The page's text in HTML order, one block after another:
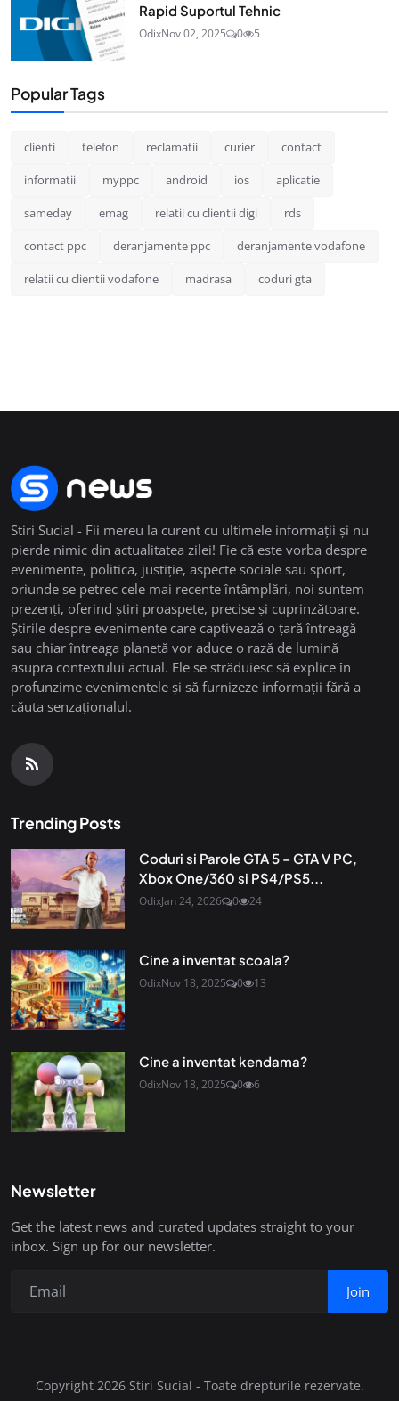
Rapid Suportul Tehnic
OdixNov 02, 2025 0 5
Popular Tags
clienti telefon reclamatii curier contact
informatii myppc android ios aplicatie
sameday emag relatii cu clientii digi rds
contact ppc deranjamente ppc deranjamente vodafone
relatii cu clientii vodafone madrasa coduri gta
Stiri Sucial - Fii mereu la curent cu ultimele informații și nu
pierde nimic din actualitatea zilei! Fie că este vorba despre
evenimente, politica, justiție, aspecte sociale sau sport,
oriunde se petrec cele mai recente întâmplări, noi suntem
prezenți, oferind știri proaspete, precise și cuprinzătoare.
Știrile despre evenimente care captivează o țară întreagă
sau chiar întreaga planetă vor aduce o rază de lumină
asupra contextului actual. Ele se străduiesc să explice în
profunzime evenimentele și să furnizeze informații fără a
căuta senzaționalul.
Trending Posts
Coduri si Parole GTA 5 – GTA V PC,
Xbox One/360 si PS4/PS5...
OdixJan 24, 2026 0 24
Cine a inventat scoala?
OdixNov 18, 2025 0 13
Cine a inventat kendama?
OdixNov 18, 2025 0 6
Newsletter
Get the latest news and curated updates straight to your
inbox. Sign up for our newsletter.
Join
Copyright 2026 Stiri Sucial - Toate drepturile rezervate.